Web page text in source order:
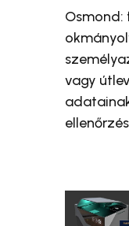
vagy